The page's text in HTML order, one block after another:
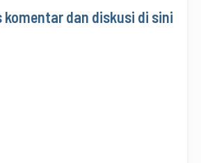
komentar dan diskusi di sini